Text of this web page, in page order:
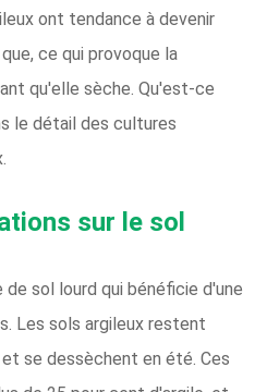
ont tendance à devenir
ce qui provoque la
qu'elle sèche. Qu'est-ce
le détail des cultures
sur le sol
sol lourd qui bénéficie d'une
Les sols argileux restent
se dessèchent en été. Ces